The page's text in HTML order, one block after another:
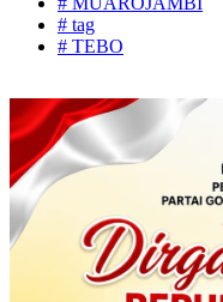
# tag
# TEBO